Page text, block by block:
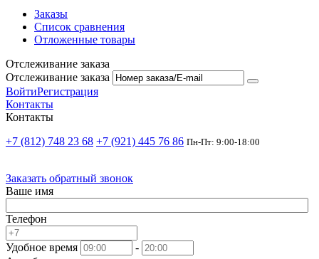
Заказы
Список сравнения
Отложенные товары
Отслеживание заказа
Отслеживание заказа
ВойтиРегистрация
Контакты
Контакты
+7 (812) 748 23 68 +7 (921) 445 76 86 Пн-Пт: 9:00-18:00
Заказать обратный звонок
Ваше имя
Телефон
Удобное время
-